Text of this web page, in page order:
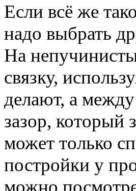
Если всё же
надо выбрать
На
связку,
делают, а
зазор, который
может только
постройки у
можно